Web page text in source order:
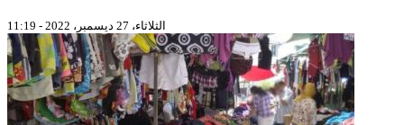
الثلاثاء، 27 ديسمبر، 2022 - 11:19